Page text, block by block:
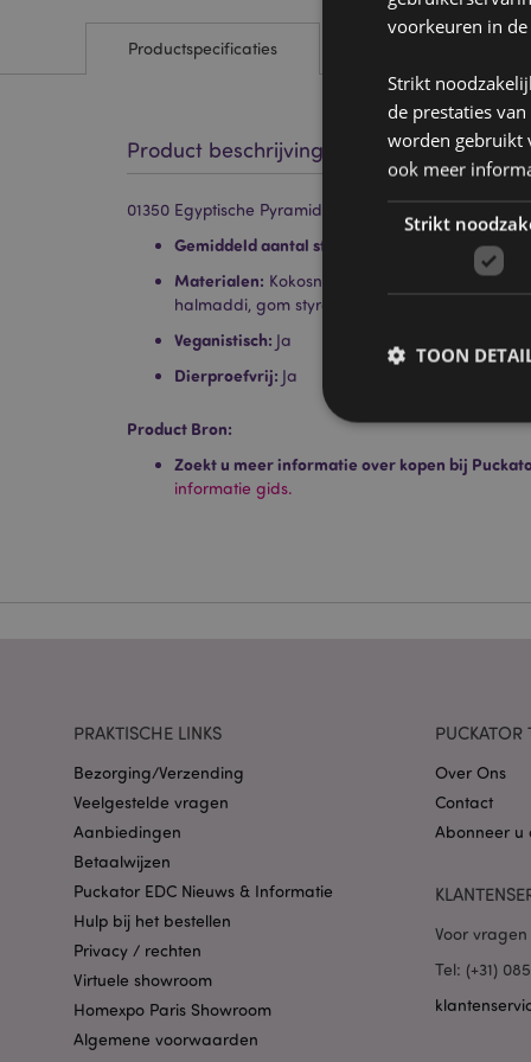
Productspecificaties
Product beschrijving
01350 Egyptische Pyramide - Satya Nag Champa
Gemiddeld aantal stokjes per pakje:
Materialen: Kokosnoot bast houtskool,
halmaddi, gom styrax, honing, parfum en
Veganistisch: Ja
Dierproefvrij: Ja
Product Bron:
Zoekt u meer informatie over kopen bij
informatie gids.
PRAKTISCHE LINKS
Bezorging/Verzending
Veelgestelde vragen
Aanbiedingen
Betaalwijzen
Puckator EDC Nieuws & Informatie
Hulp bij het bestellen
Privacy / rechten
Virtuele showroom
Homexpo Paris Showroom
Algemene voorwaarden
PUCKATOR
Over Ons
Contact
Abonneer u
Voor
Tel: (+31)
voorkeuren in
Strikt
de prestaties
worden gebruikt
ook meer
Strikt
TOON
Strikt
Zonder strikt
X-Magento-Vary
PHPSESSID